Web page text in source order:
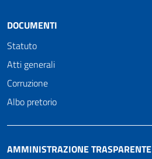
DOCUMENTI
Statuto
Atti generali
Corruzione
Albo pretorio
AMMINISTRAZIONE TRASPARENTE